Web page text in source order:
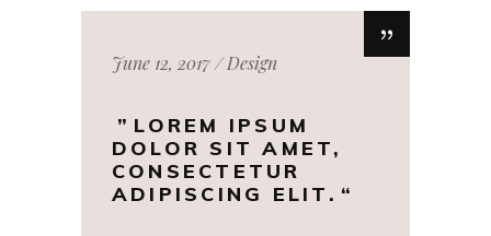
June 12, 2017 Design
LOREM IPSUM
DOLOR SIT AMET,
CONSECTETUR
ADIPISCING ELIT.